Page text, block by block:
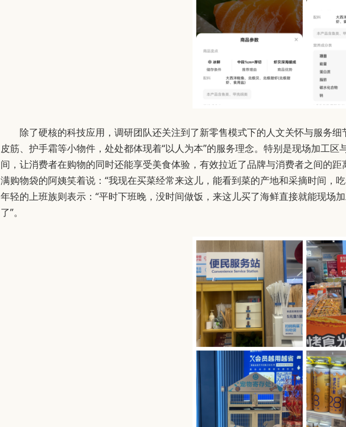
除了硬核的科技应用，调研团队还关注到了新零售模式下的人文关怀与服务
皮筋、护手霜等小物件，处处都体现着“以人为本”的服务理念。特别是现场加工
间，让消费者在购物的同时还能享受美食体验，有效拉近了品牌与消费者之间的
满购物袋的阿姨笑着说：“我现在买菜经常来这儿，能看到菜的产地和采摘时间，
年轻的上班族则表示：“平时下班晚，没时间做饭，来这儿买了海鲜直接就能现场
了”。